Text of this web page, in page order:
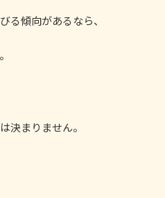
る傾向があるなら、
決まりません。